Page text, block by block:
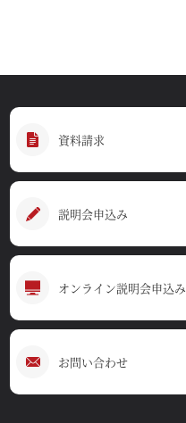
資料請求
説明会申込み
オンライン説明会申込み
お問い合わせ